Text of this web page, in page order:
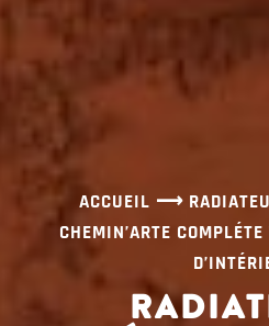
ACCUEIL ⟶
CHEMIN’ARTE